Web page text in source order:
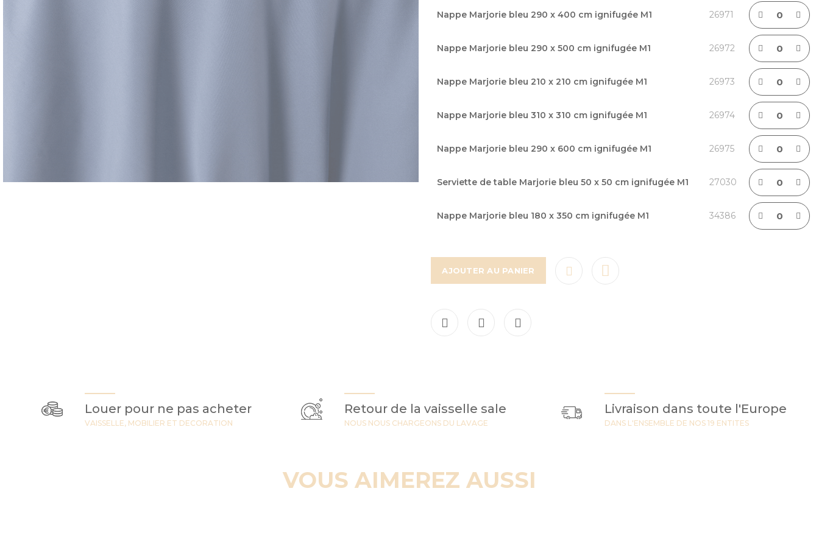
groupé
Nappe Marjorie bleu 290 x 400 cm ignifugée M1 26971
Nappe Marjorie bleu 290 x 500 cm ignifugée M1 26972
Nappe Marjorie bleu 210 x 210 cm ignifugée M1 26973
Nappe Marjorie bleu 310 x 310 cm ignifugée M1 26974
Nappe Marjorie bleu 290 x 600 cm ignifugée M1 26975
Serviette de table Marjorie bleu 50 x 50 cm ignifugée M1 27030
Nappe Marjorie bleu 180 x 350 cm ignifugée M1 34386
AJOUTER AU PANIER
Louer pour ne pas acheter
VAISSELLE, MOBILIER ET DECORATION
Retour de la vaisselle sale
NOUS NOUS CHARGEONS DU LAVAGE
Livraison dans toute l'Europe
DANS L'ENSEMBLE DE NOS 19 ENTITES
VOUS AIMEREZ AUSSI